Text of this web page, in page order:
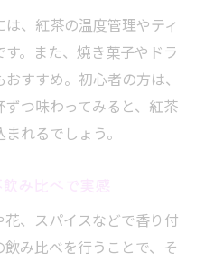
、紅茶の温度管理やティ
。また、焼き菓子やドラ
すすめ。初心者の方は、
つ味わってみると、紅茶
れるでしょう。
、スパイスなどで香り付
み比べを行うことで、そ